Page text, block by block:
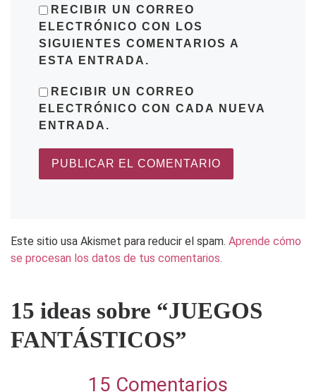
RECIBIR UN CORREO
ELECTRÓNICO CON LOS
SIGUIENTES COMENTARIOS A
ESTA ENTRADA.
RECIBIR UN CORREO
ELECTRÓNICO CON CADA NUEVA
ENTRADA.
Este sitio usa Akismet para reducir el spam. Aprende cómo
se procesan los datos de tus comentarios.
15 ideas sobre “JUEGOS
FANTÁSTICOS”
15 Comentarios